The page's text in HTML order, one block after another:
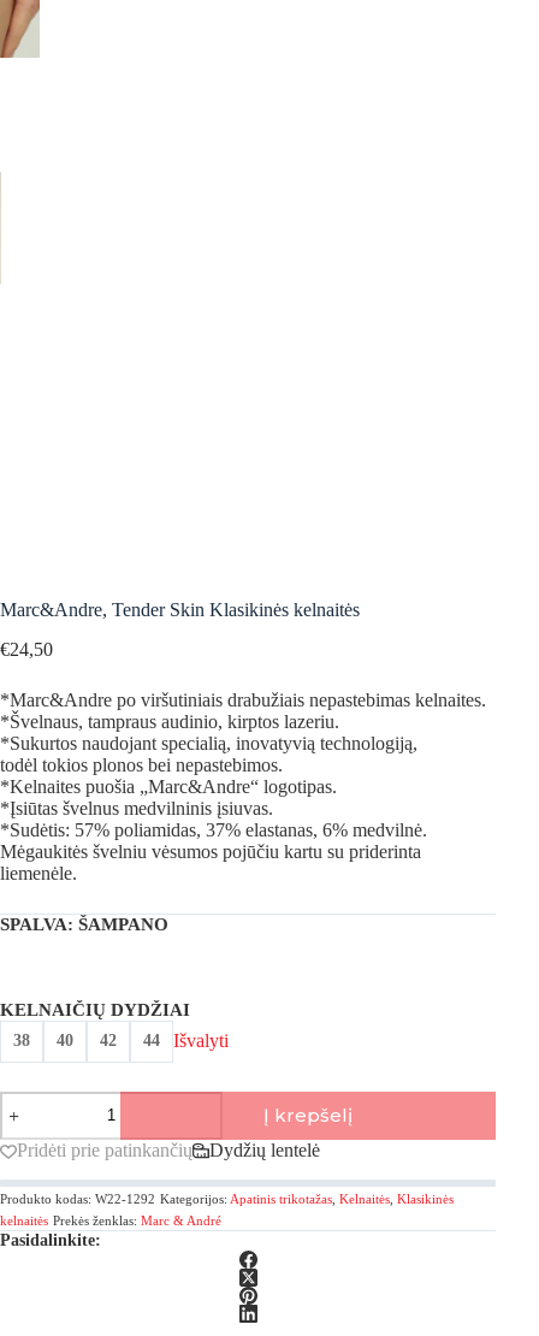
Marc&Andre, Tender Skin Klasikinės kelnaitės
€24,50
*Marc&Andre po viršutiniais drabužiais nepastebimas kelnaites.
*Švelnaus, tampraus audinio, kirptos lazeriu.
*Sukurtos naudojant specialią, inovatyvią technologiją,
todėl tokios plonos bei nepastebimos.
*Kelnaites puošia „Marc&Andre“ logotipas.
*Įsiūtas švelnus medvilninis įsiuvas.
*Sudėtis: 57% poliamidas, 37% elastanas, 6% medvilnė.
Mėgaukitės švelniu vėsumos pojūčiu kartu su priderinta
liemenėle.
SPALVA: ŠAMPANO
KELNAIČIŲ DYDŽIAI
38 40 42 44 Išvalyti
produkto
kiekis:
Marc&Andre,
Tender
Skin
Klasikinės
kelnaitės
Į krepšelį
Pridėti prie patinkančių Dydžių lentelė
Produkto kodas: W22-1292 Kategorijos: Apatinis trikotažas Kelnaitės Klasikinės
kelnaitės Prekės ženklas: Marc & André
Pasidalinkite: